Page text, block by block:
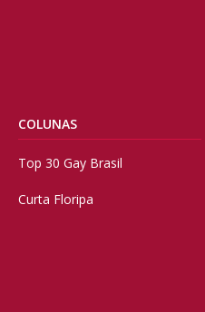
COLUNAS
Top 30 Gay Brasil
Curta Floripa